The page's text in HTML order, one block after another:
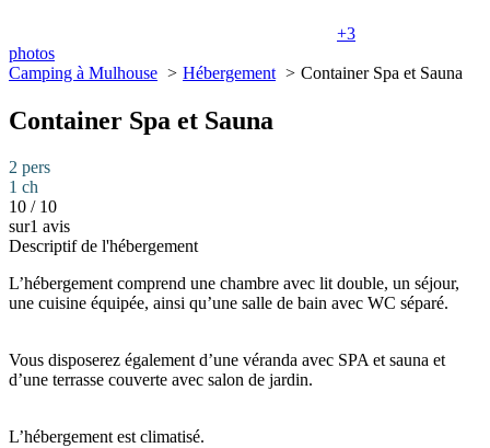
+3
photos
Camping à Mulhouse
Hébergement Container Spa et Sauna
Container Spa et Sauna
2 pers
1 ch
10 / 10
sur1 avis
Descriptif de l'hébergement
L’hébergement comprend une chambre avec lit double, un séjour,
une cuisine équipée, ainsi qu’une salle de bain avec WC séparé.
Vous disposerez également d’une véranda avec SPA et sauna et
d’une terrasse couverte avec salon de jardin.
L’hébergement est climatisé.